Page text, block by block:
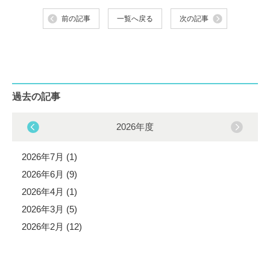
前の記事 一覧へ戻る 次の記事
過去の記事
2026年度
2026年7月 (1)
2026年6月 (9)
2026年4月 (1)
2026年3月 (5)
2026年2月 (12)